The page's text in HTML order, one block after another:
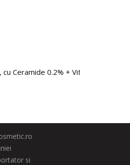
Ceramide 0.2% + Vitamina F 1%,
si